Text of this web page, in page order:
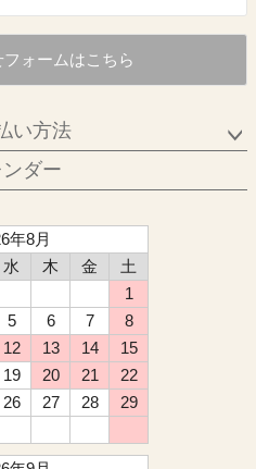
ォームはこちら
い方法
ダー
年8月
水 木 金
土
1
5 6 7
8
12 13 14
15
19 20 21
22
26 27 28
29